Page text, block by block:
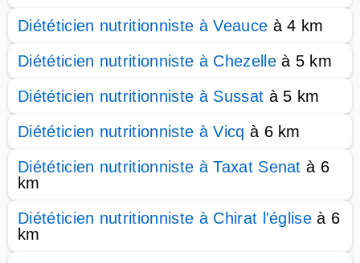
Diététicien nutritionniste à Veauce à 4 km
Diététicien nutritionniste à Chezelleà 5 km
Diététicien nutritionniste à Sussat à 5 km
Diététicien nutritionniste à Vicq à 6 km
Diététicien nutritionniste à Taxat Senat à 6
km
Diététicien nutritionniste à Chirat l'église à 6
km